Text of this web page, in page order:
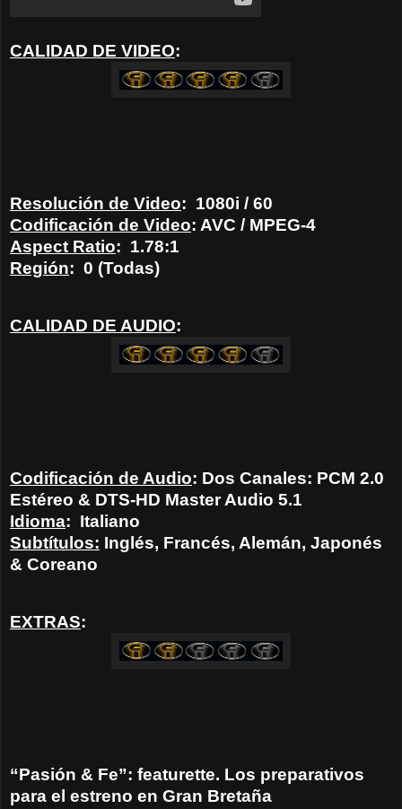
CALIDAD DE VIDEO:
Resolución de Video: 1080i / 60
Codificación de Video: AVC / MPEG-4
Aspect Ratio: 1.78:1
Región: 0 (Todas)
CALIDAD DE AUDIO:
Codificación de Audio: Dos Canales: PCM 2.0
Estéreo & DTS-HD Master Audio 5.1
Idioma: Italiano
Subtítulos: Inglés, Francés, Alemán, Japonés
& Coreano
EXTRAS:
“Pasión & Fe”: featurette. Los preparativos
para el estreno en Gran Bretaña